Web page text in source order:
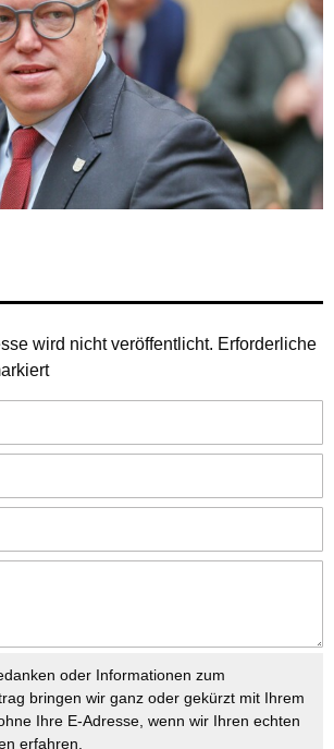
wird nicht veröffentlicht. Erforderliche
oder Informationen zum
bringen wir ganz oder gekürzt mit Ihrem
Ihre E-Adresse, wenn wir Ihren echten
erfahren.